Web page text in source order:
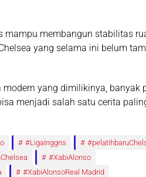
mampu membangun stabilitas
yang selama ini belum
yang dimilikinya, banyak
menjadi salah satu cerita
#LigaInggris
#XabiAlonso
#XabiAlonsoReal Madrid